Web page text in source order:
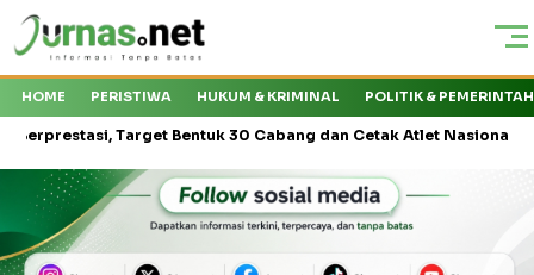
HOME PERISTIWA HUKUM & KRIMINAL POLITIK &
Target Bentuk 30 Cabang dan Cetak Atlet Nasional Kejati